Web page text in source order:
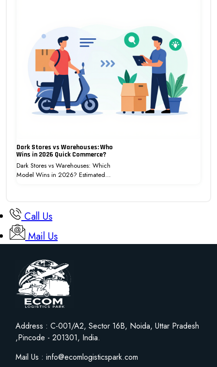
Dark Stores vs Warehouses: Who
Wins in 2026 Quick Commerce?
Dark Stores vs Warehouses: Which
Model Wins in 2026? Estimated…
Call Us
Mail Us
Address : C-001/A2, Sector 16B, Noida, Uttar Pradesh
,Pincode - 201301, India.
Mail Us : info@ecomlogisticspark.com